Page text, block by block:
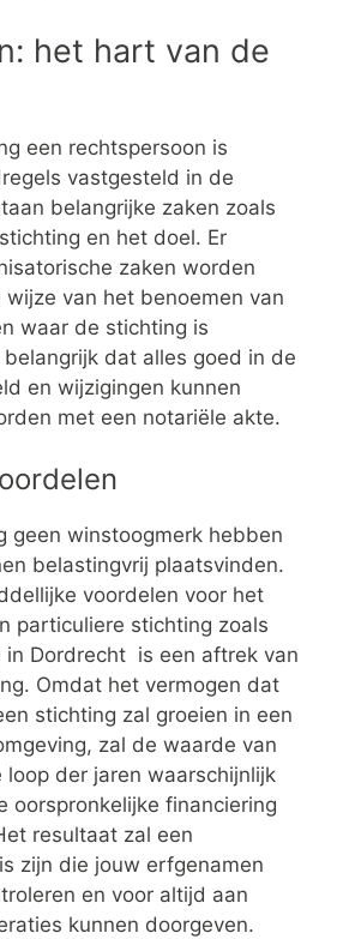
het hart van de
een rechtspersoon is
vastgesteld in de
belangrijke zaken zoals
en het doel. Er
zaken worden
van het benoemen van
waar de stichting is
dat alles goed in de
en wijzigingen kunnen
met een notariële akte.
geen winstoogmerk hebben
belastingvrij plaatsvinden.
voordelen voor het
particuliere stichting zoals
in Dordrecht is een aftrek van
Omdat het vermogen dat
stichting zal groeien in een
zal de waarde van
der jaren waarschijnlijk
oorspronkelijke financiering
resultaat zal een
zijn die jouw erfgenamen
en voor altijd aan
kunnen doorgeven.